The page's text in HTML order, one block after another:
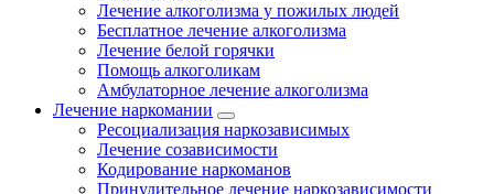
Лечение алкоголизма у пожилых людей
Бесплатное лечение алкоголизма
Лечение белой горячки
Помощь алкоголикам
Амбулаторное лечение алкоголизма
Лечение наркомании
Ресоциализация наркозависимых
Лечение созависимости
Кодирование наркоманов
Принудительное лечение наркозависимости